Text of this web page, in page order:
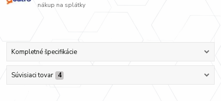
nákup na splátky
Kompletné špecifikácie
Súvisiaci tovar 4